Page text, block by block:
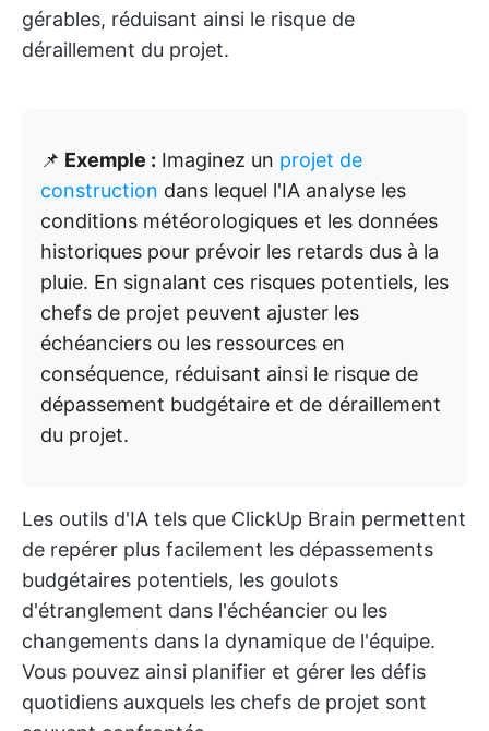
gérables, réduisant ainsi le risque de
déraillement du projet.
📌 Exemple : Imaginez un projet de
construction dans lequel l'IA analyse les
conditions météorologiques et les données
historiques pour prévoir les retards dus à la
pluie. En signalant ces risques potentiels, les
chefs de projet peuvent ajuster les
échéanciers ou les ressources en
conséquence, réduisant ainsi le risque de
dépassement budgétaire et de déraillement
du projet.
Les outils d'IA tels que ClickUp Brain permettent
de repérer plus facilement les dépassements
budgétaires potentiels, les goulots
d'étranglement dans l'échéancier ou les
changements dans la dynamique de l'équipe.
Vous pouvez ainsi planifier et gérer les défis
quotidiens auxquels les chefs de projet sont